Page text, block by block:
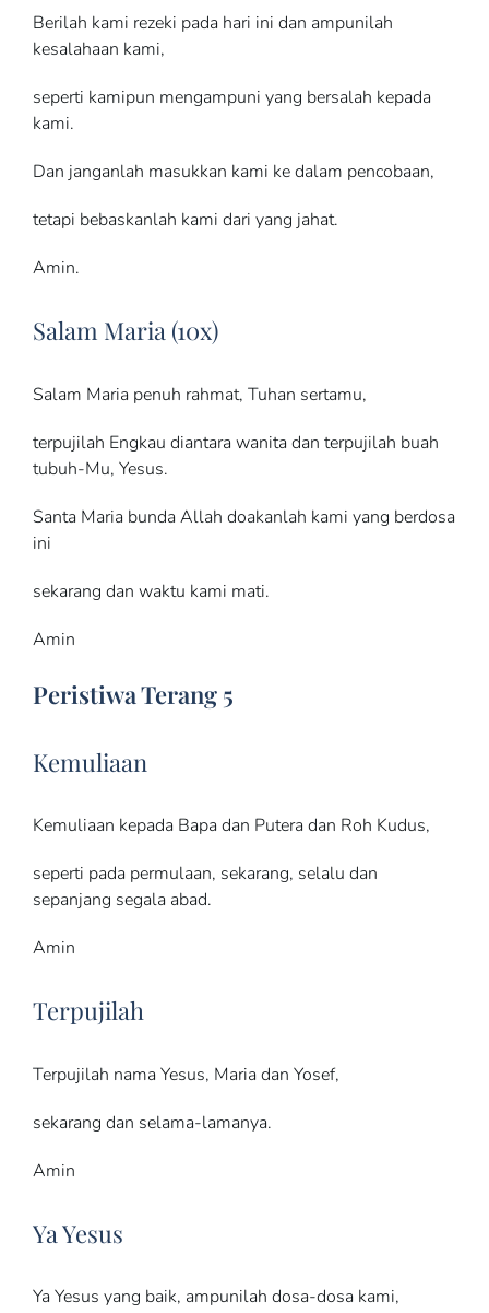
Berilah kami rezeki pada hari ini dan ampunilah
kesalahaan kami,
seperti kamipun mengampuni yang bersalah kepada
kami.
Dan janganlah masukkan kami ke dalam pencobaan,
tetapi bebaskanlah kami dari yang jahat.
Amin.
Salam Maria (10x)
Salam Maria penuh rahmat, Tuhan sertamu,
terpujilah Engkau diantara wanita dan terpujilah buah
tubuh-Mu, Yesus.
Santa Maria bunda Allah doakanlah kami yang berdosa
ini
sekarang dan waktu kami mati.
Amin
Peristiwa Terang 5
Kemuliaan
Kemuliaan kepada Bapa dan Putera dan Roh Kudus,
seperti pada permulaan, sekarang, selalu dan
sepanjang segala abad.
Amin
Terpujilah
Terpujilah nama Yesus, Maria dan Yosef,
sekarang dan selama-lamanya.
Amin
Ya Yesus
Ya Yesus yang baik, ampunilah dosa-dosa kami,